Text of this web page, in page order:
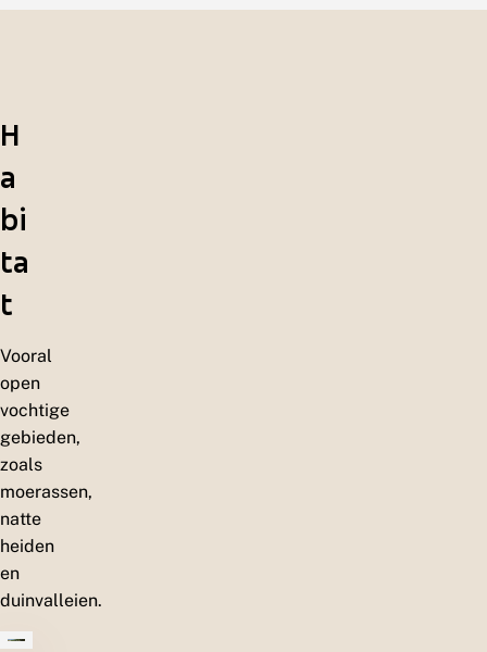
H
a
bi
ta
t
Vooral
open
vochtige
gebieden,
zoals
moerassen,
natte
heiden
en
duinvalleien.